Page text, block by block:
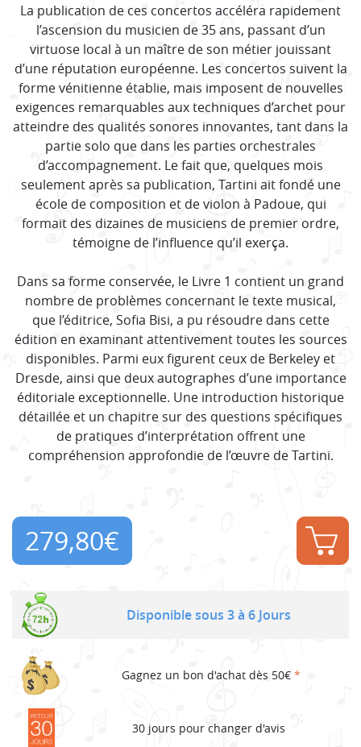
La publication de ces concertos accéléra rapidement
l’ascension du musicien de 35 ans, passant d’un
virtuose local à un maître de son métier jouissant
d’une réputation européenne. Les concertos suivent la
forme vénitienne établie, mais imposent de nouvelles
exigences remarquables aux techniques d’archet pour
atteindre des qualités sonores innovantes, tant dans la
partie solo que dans les parties orchestrales
d’accompagnement. Le fait que, quelques mois
seulement après sa publication, Tartini ait fondé une
école de composition et de violon à Padoue, qui
formait des dizaines de musiciens de premier ordre,
témoigne de l’influence qu’il exerça.
Dans sa forme conservée, le Livre 1 contient un grand
nombre de problèmes concernant le texte musical,
que l’éditrice, Sofia Bisi, a pu résoudre dans cette
édition en examinant attentivement toutes les sources
disponibles. Parmi eux figurent ceux de Berkeley et
Dresde, ainsi que deux autographes d’une importance
éditoriale exceptionnelle. Une introduction historique
détaillée et un chapitre sur des questions spécifiques
de pratiques d’interprétation offrent une
compréhension approfondie de l’œuvre de Tartini.
279,80€
Disponible sous 3 à 6 Jours
Gagnez un bon d'achat dès 50€ *
30 jours pour changer d'avis